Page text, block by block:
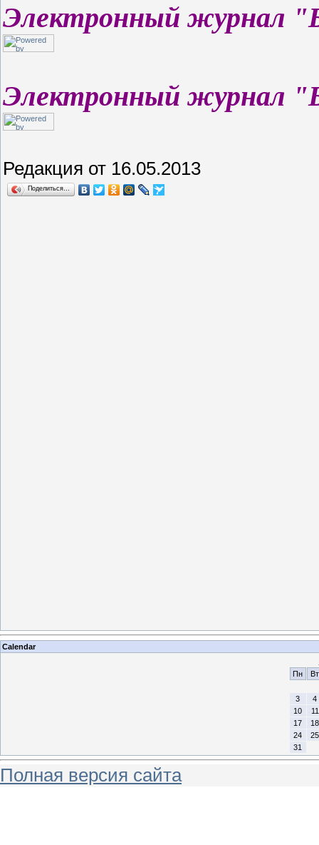
Электронный журнал
Электронный журнал
Редакция от 16.05.2013
Поделиться…
Calendar
Пн
Вт
3
4
10
11
17
18
24
25
31
Полная версия сайта